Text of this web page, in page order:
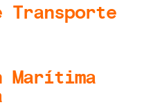
Transporte
Marítima